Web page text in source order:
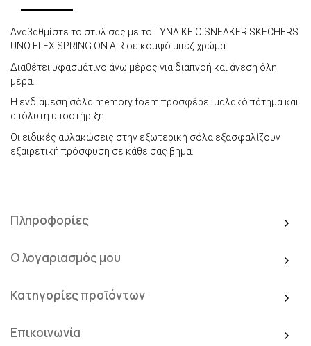
Αναβαθμίστε το στυλ σας με το ΓΥΝΑΙΚΕΙΟ SNEAKER SKECHERS
UNO FLEX SPRING ON AIR σε κομψό μπεζ χρώμα.
Διαθέτει υφασμάτινο άνω μέρος για διαπνοή και άνεση όλη
μέρα.
Η ενδιάμεση σόλα memory foam προσφέρει μαλακό πάτημα και
απόλυτη υποστήριξη.
Οι ειδικές αυλακώσεις στην εξωτερική σόλα εξασφαλίζουν
εξαιρετική πρόσφυση σε κάθε σας βήμα.
Πληροφορίες
Ο λογαριασμός μου
Κατηγορίες προϊόντων
Επικοινωνία